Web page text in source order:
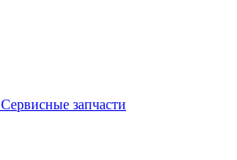
Сервисные запчасти